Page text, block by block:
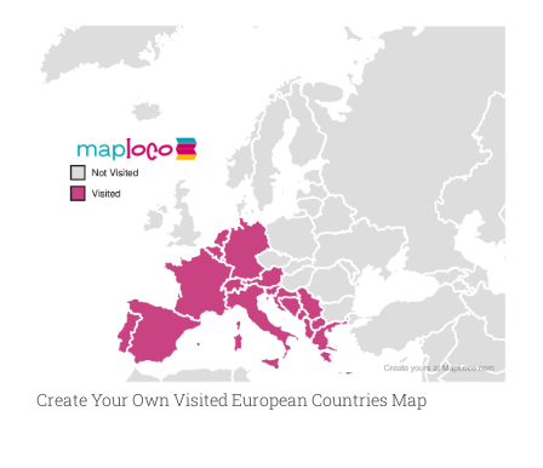
Create Your Own Visited European Countries Map